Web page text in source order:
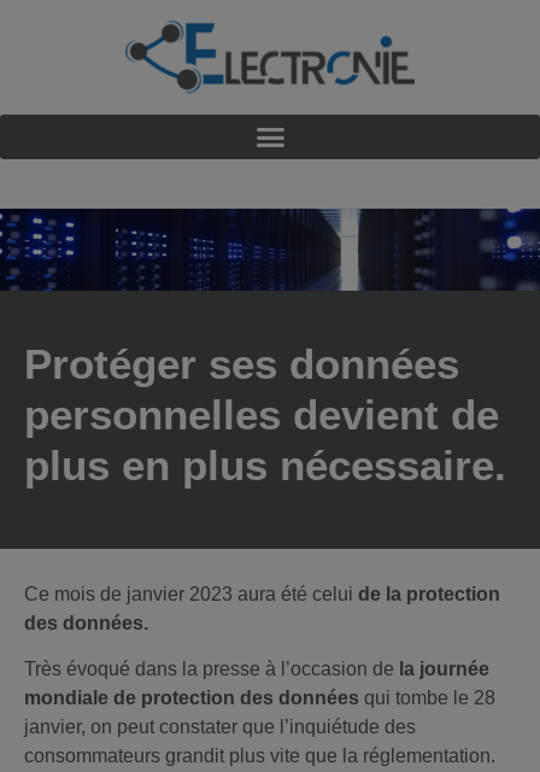
Protéger ses données
personnelles devient de
plus en plus nécessaire.
Ce mois de janvier 2023 aura été celui de la protection
des données.
Très évoqué dans la presse à l’occasion de la journée
mondiale de protection des données qui tombe le 28
janvier, on peut constater que l’inquiétude des
consommateurs grandit plus vite que la réglementation.